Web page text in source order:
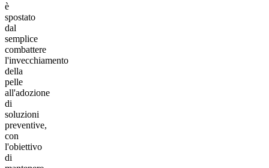
è
spostato
dal
semplice
combattere
l'invecchiamento
della
pelle
all'adozione
di
soluzioni
preventive,
con
l'obiettivo
di